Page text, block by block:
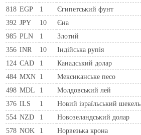
818 EGP 1 Єгипетський фунт
392 JPY 10 Єна
985 PLN 1 Злотий
356 INR 10 Індійська рупія
124 CAD 1 Канадський долар
484 MXN 1 Мексиканське песо
498 MDL 1 Молдовський лей
376 ILS 1 Новий ізраїльський шекель
554 NZD 1 Новозеландський долар
578 NOK 1 Норвезька крона